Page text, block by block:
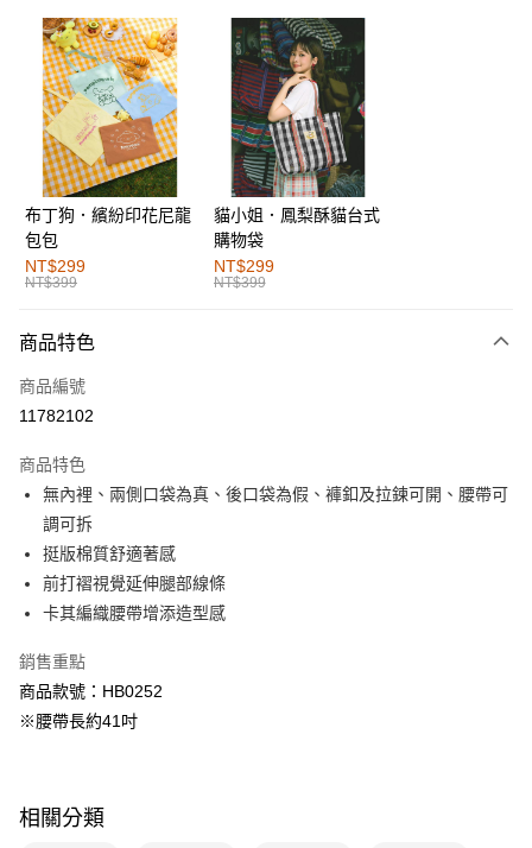
購物金
超商取貨付款
LINE Pay
街口支付
運送方式
全家取貨付款
每筆NT$60，滿NT$1,000(含以上)免運費
付款後全家取貨
萊爾富取貨付款
付款後萊爾富取貨
每筆NT$60，滿NT$1,000(含以上)免運費
7-11取貨付款
每筆NT$60，滿NT$1,000(含以上)免運費
每筆NT$60，滿NT$1,000(含以上)免運費
宅配
每筆NT$60，滿NT$1,000(含以上)免運費
布丁狗．繽紛印花尼龍
包包
NT$299
NT$399
貓小姐．鳳梨酥貓台式
購物袋
NT$299
NT$399
商品特色
商品編號
11782102
商品特色
無內裡、兩側口袋為真、後口袋為假、褲釦及拉鍊可開、腰帶可
調可拆
挺版棉質舒適著感
前打褶視覺延伸腿部線條
卡其編織腰帶增添造型感
銷售重點
商品款號：HB0252
※腰帶長約41吋
相關分類